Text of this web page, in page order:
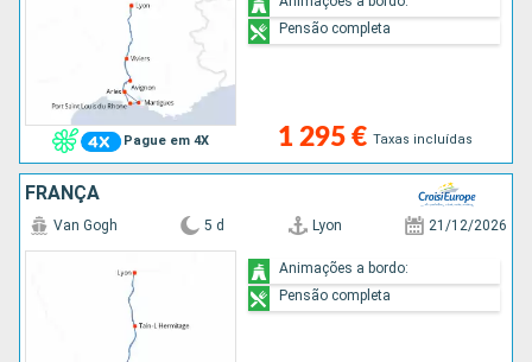
Pague em 4X 1 295 € Taxas incluídas
Pensão completa
FRANÇA
Van Gogh 5 d Lyon 21/12/2026
Animações a bordo:
Pensão completa